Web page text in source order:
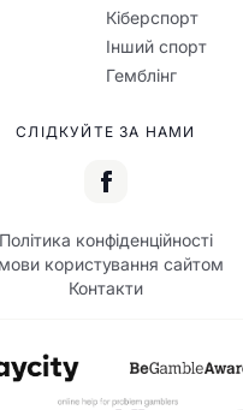
Кіберспорт
Інший спорт
Гемблінг
СЛІДКУЙТЕ ЗА НАМИ
Політика конфіденційності
користування сайтом
Контакти